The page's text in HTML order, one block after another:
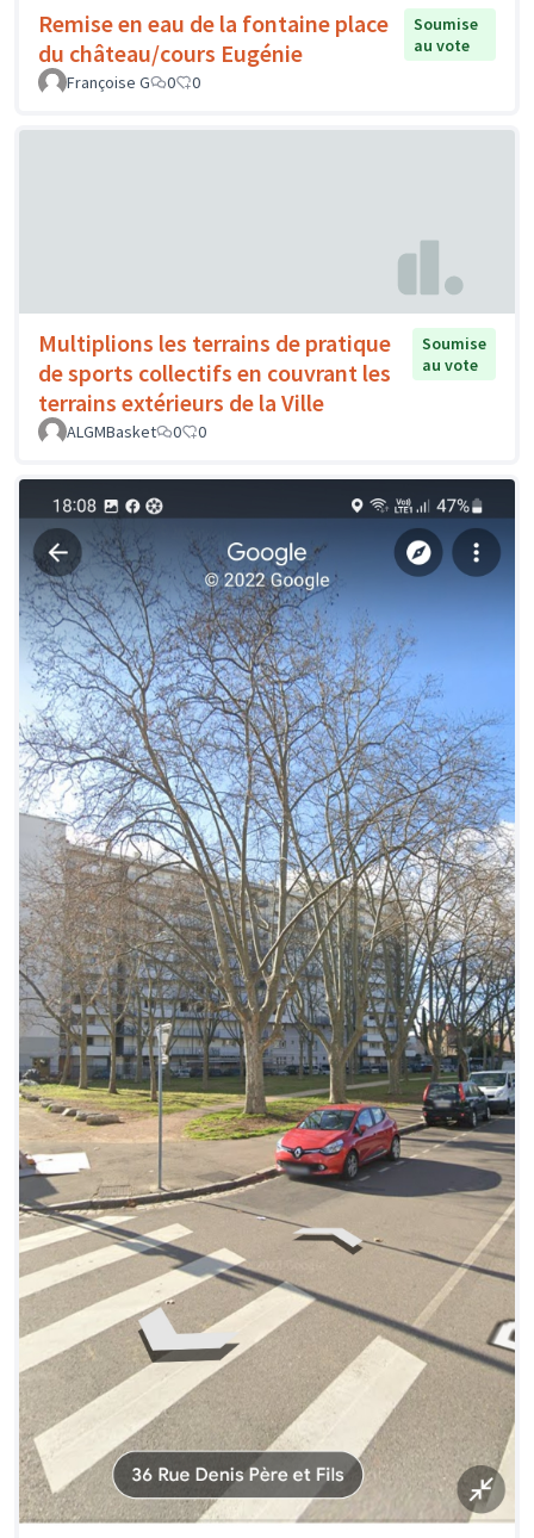
Remise en eau de la fontaine place
du château/cours Eugénie
Soumise
au vote
Françoise G
0 0
Multiplions les terrains de pratique
de sports collectifs en couvrant les
terrains extérieurs de la Ville
Soumise
au vote
ALGMBasket 0 0